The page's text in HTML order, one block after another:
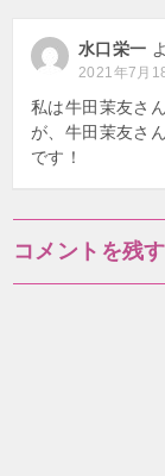
シ
ョ
ン
水口栄一
2021年7月
私は牛田茉友さ
が、牛田茉友さ
です！
コメントを残す